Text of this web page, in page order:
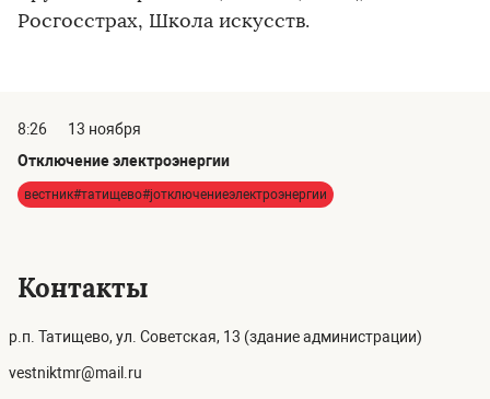
Росгосстрах, Школа искусств.
8:26
13 ноября
Отключение электроэнергии
вестник#татищево#jотключениеэлектроэнергии
Контакты
р.п. Татищево, ул. Советская, 13 (здание администрации)
vestniktmr@mail.ru